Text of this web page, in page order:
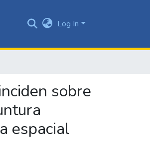
Log In
sobre
espacial